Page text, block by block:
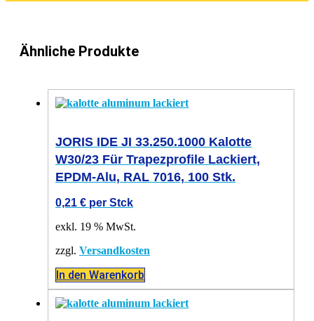
Ähnliche Produkte
JORIS IDE JI 33.250.1000 Kalotte
W30/23 Für Trapezprofile Lackiert,
EPDM-Alu, RAL 7016, 100 Stk.
0,21 € per Stck
exkl. 19 % MwSt.
zzgl. Versandkosten
In den Warenkorb